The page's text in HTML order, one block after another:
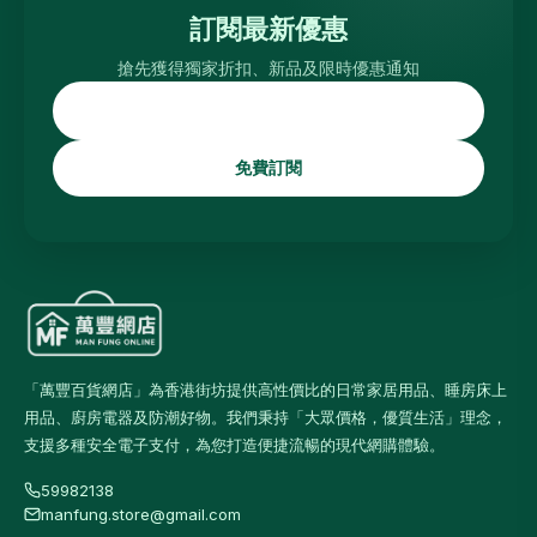
訂閱最新優惠
搶先獲得獨家折扣、新品及限時優惠通知
免費訂閱
「萬豐百貨網店」為香港街坊提供高性價比的日常家居用品、睡房床上
用品、廚房電器及防潮好物。我們秉持「大眾價格，優質生活」理念，
支援多種安全電子支付，為您打造便捷流暢的現代網購體驗。
59982138
manfung.store@gmail.com